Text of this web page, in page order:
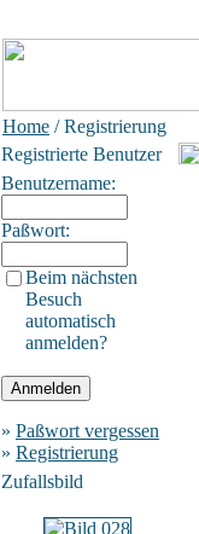
Home / Registrierung
Registrierte Benutzer
Benutzername:
Paßwort:
Beim nächsten
Besuch
automatisch
anmelden?
» Paßwort vergessen
» Registrierung
Zufallsbild